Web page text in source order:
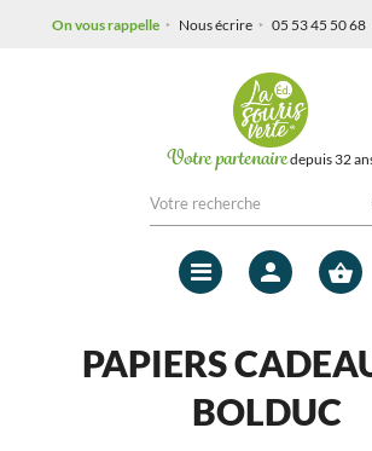
On vous rappelle Nous écrire 05 53 45 50 68
Votre partenairedepuis 32
Mon
PAPIERS
BOLDUC